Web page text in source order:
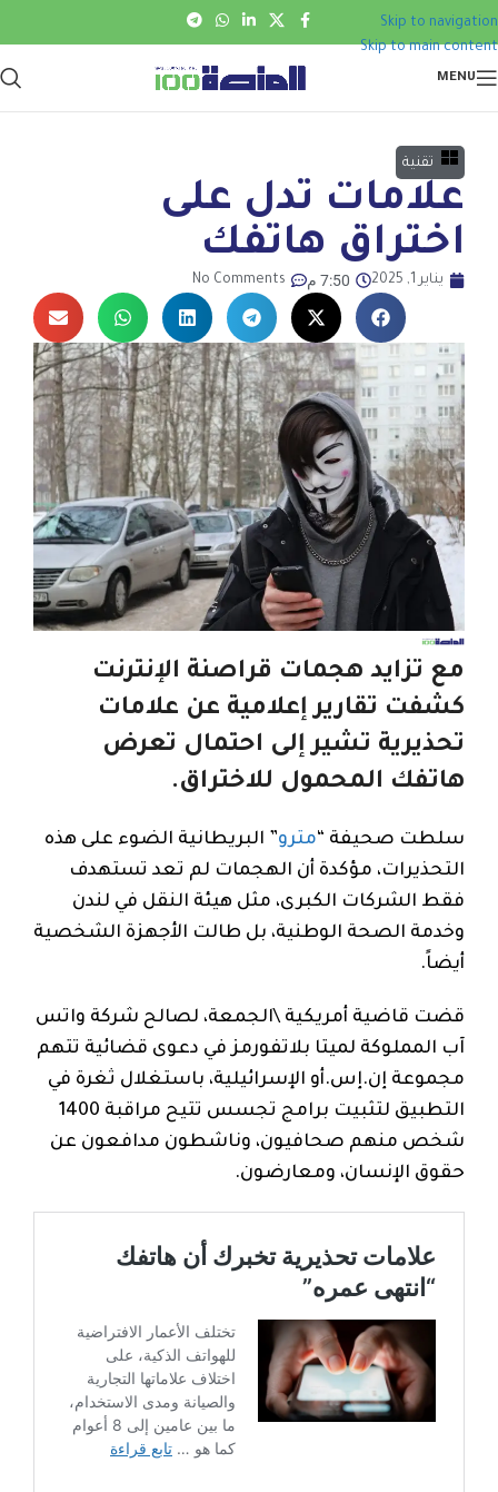
Skip to navigation
Skip to main content
MENU
تقنية
علامات تدل على
اختراق هاتفك
يناير 1, 2025 7:50 م No Comments
مع تزايد هجمات قراصنة الإنترنت
كشفت تقارير إعلامية عن علامات
تحذيرية تشير إلى احتمال تعرض
هاتفك المحمول للاختراق.
سلطت صحيفة “مترو” البريطانية الضوء على هذه
التحذيرات، مؤكدة أن الهجمات لم تعد تستهدف
فقط الشركات الكبرى، مثل هيئة النقل في لندن
وخدمة الصحة الوطنية، بل طالت الأجهزة الشخصية
أيضاً.
قضت قاضية أمريكية \الجمعة، لصالح شركة واتس
آب المملوكة لميتا بلاتفورمز في دعوى قضائية تتهم
مجموعة إن.إس.أو الإسرائيلية، باستغلال ثغرة في
التطبيق لتثبيت برامج تجسس تتيح مراقبة 1400
شخص منهم صحافيون، وناشطون مدافعون عن
حقوق الإنسان، ومعارضون.